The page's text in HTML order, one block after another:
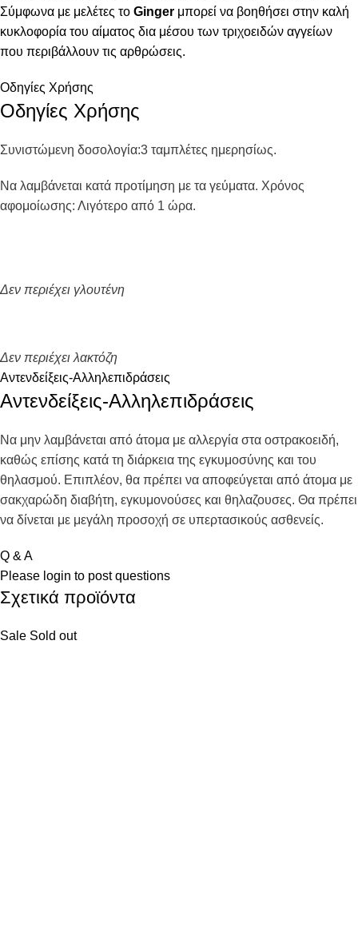
Σύμφωνα με μελέτες το Ginger μπορεί να βοηθήσει στην καλή
κυκλοφορία του αίματος δια μέσου των τριχοειδών αγγείων
που περιβάλλουν τις αρθρώσεις.
Οδηγίες Χρήσης
Οδηγίες Χρήσης
Συνιστώμενη δοσολογία:3 ταμπλέτες ημερησίως.
Να λαμβάνεται κατά προτίμηση με τα γεύματα. Χρόνος
αφομοίωσης: Λιγότερο από 1 ώρα.
Δεν περιέχει γλουτένη
Δεν περιέχει λακτόζη
Αντενδείξεις-Αλληλεπιδράσεις
Αντενδείξεις-Αλληλεπιδράσεις
Να μην λαμβάνεται από άτομα με αλλεργία στα οστρακοειδή,
καθώς επίσης κατά τη διάρκεια της εγκυμοσύνης και του
θηλασμού. Eπιπλέον, θα πρέπει να αποφεύγεται από άτομα με
σακχαρώδη διαβήτη, εγκυμονούσες και θηλαζουσες. Θα πρέπει
να δίνεται με μεγάλη προσοχή σε υπερτασικούς ασθενείς.
Q & A
Please login to post questions
Σχετικά προϊόντα
Sale Sold out